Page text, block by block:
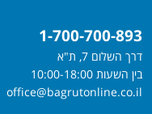
1-700-700-893
דרך השלום 7, ת"א
בין השעות 10:00-18:00
office@bagrutonline.co.il